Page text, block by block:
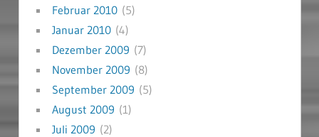
Februar 2010(5)
Januar 2010(4)
Dezember 2009 (7)
November 2009 (8)
September 2009 (5)
August 2009 (1)
Juli 2009 (2)